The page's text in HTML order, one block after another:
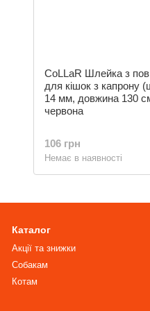
CoLLaR Шлейка з
для кішок з капрону
14 мм, довжина 130
червона
106 грн
Немає в наявності
Каталог
Акції та знижки
Собакам
Котам